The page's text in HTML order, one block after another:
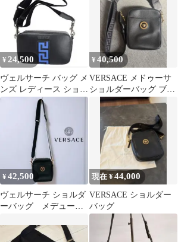
¥ 24,500
ヴェルサーチ バッグ メ
ンズ レディース ショル
ダーバッグ
¥40,500
VERSACE メドゥーサ
ショルダーバッグ ブラ
ック
¥42,500
ヴェルサーチ ショルダ
ーバッグ メデューサ
現在 ¥44,000
VERSACE ショルダー
バッグ